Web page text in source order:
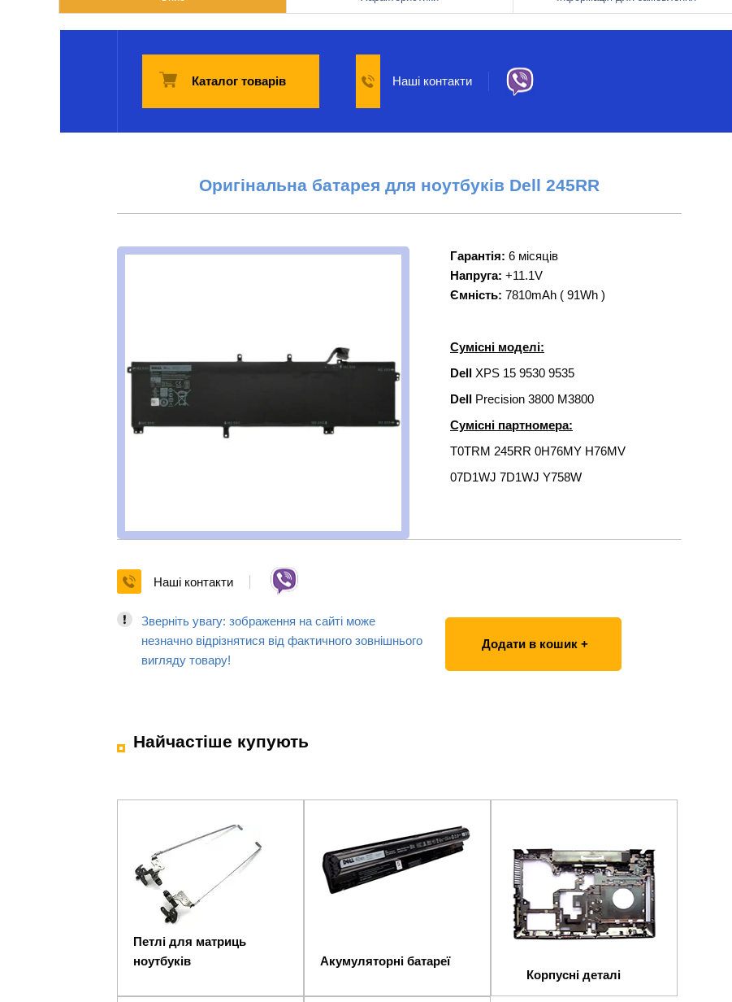
Каталог товарів Наші контакти
Оригінальна батарея для ноутбуків Dell 245RR
Гарантія: 6 місяців
Напруга: +11.1V
Ємність: 7810mAh ( 91Wh )
Сумісні моделі:
Dell XPS 15 9530 9535
Dell Precision 3800 M3800
Сумісні партномера:
T0TRM 245RR 0H76MY H76MV
07D1WJ 7D1WJ Y758W
Наші контакти
Зверніть увагу: зображення на сайті може
незначно відрізнятися від фактичного зовнішнього
вигляду товару!
Додати в кошик +
Найчастіше купують
Петлі для матриць
ноутбуків
Акумуляторні батареї
Корпусні деталі